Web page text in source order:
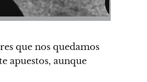
que nos quedamos
apuestos, aunque